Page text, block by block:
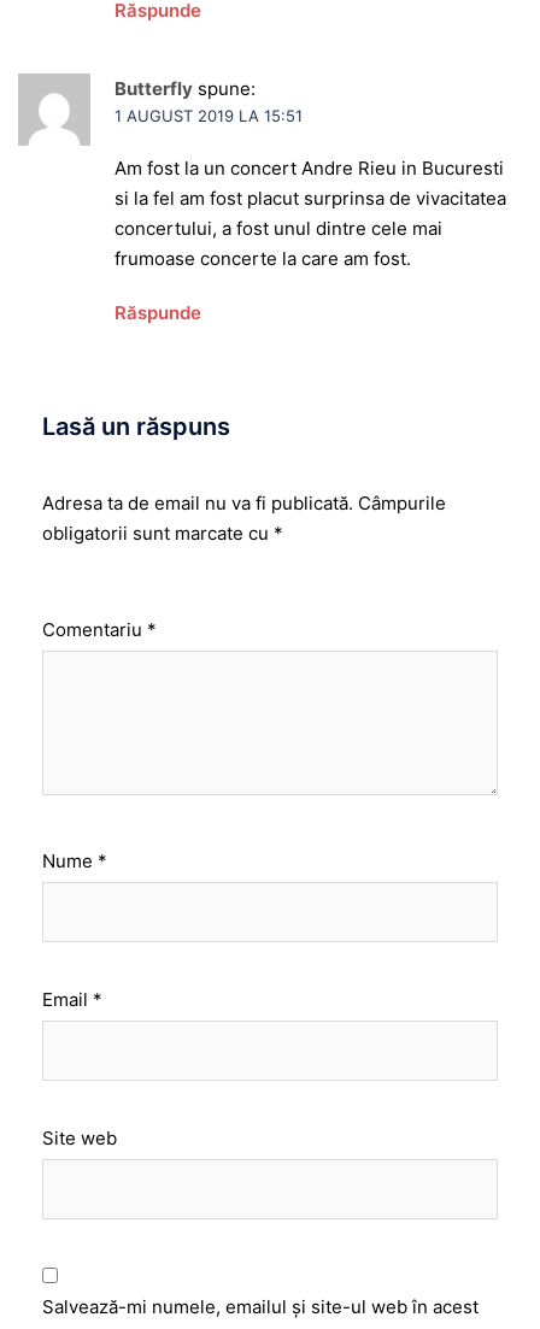
Răspunde
Butterfly spune:
1 AUGUST 2019 LA 15:51
Am fost la un concert Andre Rieu in Bucuresti
si la fel am fost placut surprinsa de vivacitatea
concertului, a fost unul dintre cele mai
frumoase concerte la care am fost.
Răspunde
Lasă un răspuns
Adresa ta de email nu va fi publicată. Câmpurile
obligatorii sunt marcate cu *
Comentariu *
Nume *
Email *
Site web
Salvează-mi numele, emailul și site-ul web în acest